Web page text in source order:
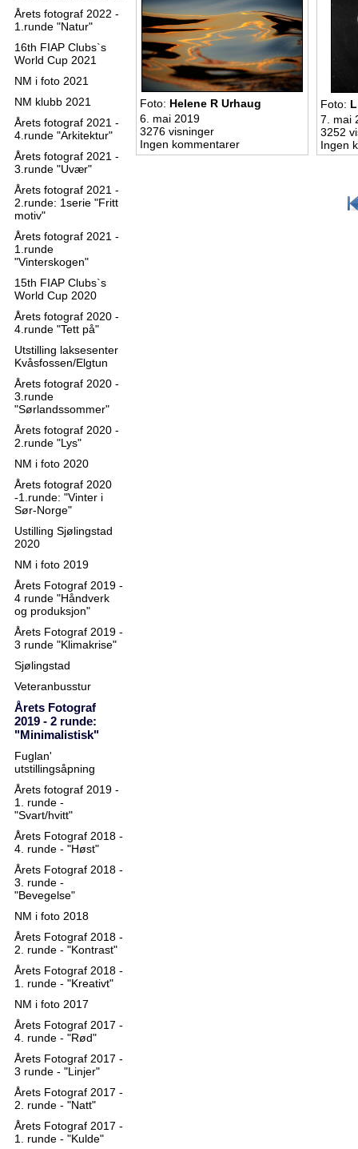
Årets fotograf 2022 -
1.runde "Natur"
16th FIAP Clubs`s
World Cup 2021
NM i foto 2021
NM klubb 2021
Årets fotograf 2021 -
4.runde "Arkitektur"
Årets fotograf 2021 -
3.runde "Uvær"
Årets fotograf 2021 -
2.runde: 1serie "Fritt
motiv"
Årets fotograf 2021 -
1.runde
"Vinterskogen"
15th FIAP Clubs`s
World Cup 2020
Årets fotograf 2020 -
4.runde "Tett på"
Utstilling laksesenter
Kvåsfossen/Elgtun
Årets fotograf 2020 -
3.runde
"Sørlandssommer"
Årets fotograf 2020 -
2.runde "Lys"
NM i foto 2020
Årets fotograf 2020
-1.runde: "Vinter i
Sør-Norge"
Ustilling Sjølingstad
2020
NM i foto 2019
Årets Fotograf 2019 -
4 runde "Håndverk
og produksjon"
Årets Fotograf 2019 -
3 runde "Klimakrise"
Sjølingstad
Veteranbusstur
Årets Fotograf
2019 - 2 runde:
"Minimalistisk"
Fuglan'
utstillingsåpning
Årets fotograf 2019 -
1. runde -
"Svart/hvitt"
Årets Fotograf 2018 -
4. runde - "Høst"
Årets Fotograf 2018 -
3. runde -
"Bevegelse"
NM i foto 2018
Årets Fotograf 2018 -
2. runde - "Kontrast"
Årets Fotograf 2018 -
1. runde - "Kreativt"
NM i foto 2017
Årets Fotograf 2017 -
4. runde - "Rød"
Årets Fotograf 2017 -
3 runde - "Linjer"
Årets Fotograf 2017 -
2. runde - "Natt"
Årets Fotograf 2017 -
1. runde - "Kulde"
Foto: Helene R Urhaug
6. mai 2019
3276 visninger
Ingen kommentarer
Foto:
7. mai
3252
Ingen